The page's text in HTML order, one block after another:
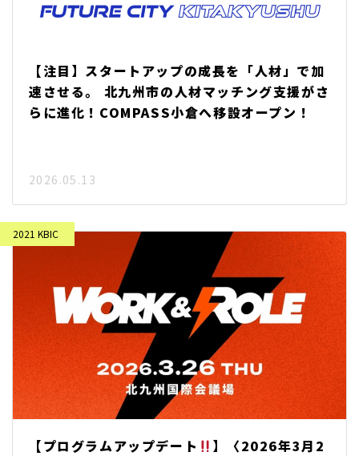
【注目】スタートアップの成長を「人材」で加
速させる。 北九州市の人材マッチング支援がさ
らに進化！COMPASS小倉へ移設オープン！
2026.05.13
【プログラムアップデート
】〈2026年3月2